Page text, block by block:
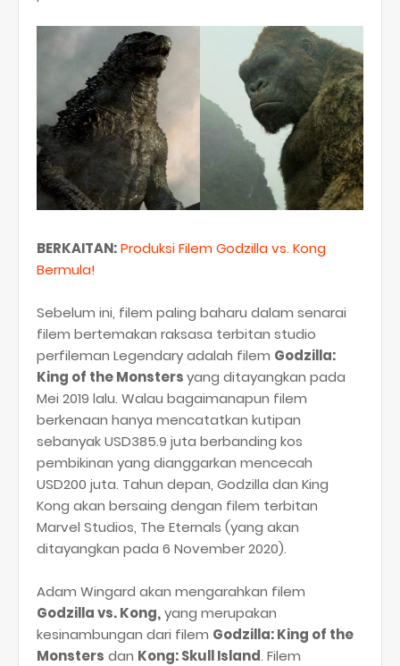
BERKAITAN:Produksi Filem Godzilla vs. Kong
Bermula!
Sebelum ini, filem paling baharu dalam senarai
filem bertemakan raksasa terbitan studio
perfileman Legendary adalah filem Godzilla:
King of the Monstersyang ditayangkan pada
Mei 2019 lalu. Walau bagaimanapun filem
berkenaan hanya mencatatkan kutipan
sebanyak USD385.9 juta berbanding kos
pembikinan yang dianggarkan mencecah
USD200 juta. Tahun depan, Godzilla dan King
Kong akan bersaing dengan filem terbitan
Marvel Studios, The Eternals (yang akan
ditayangkan pada 6 November 2020).
Adam Wingard akan mengarahkan filem
Godzilla vs. Kong,yang merupakan
kesinambungan dari filem Godzilla: King of the
Monsters dan Kong: Skull Island. Filem